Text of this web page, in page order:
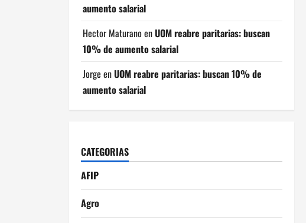
aumento salarial
Hector Maturano enUOM reabre paritarias: buscan
10% de aumento salarial
Jorge enUOM reabre paritarias: buscan 10% de
aumento salarial
CATEGORIAS
AFIP
Agro